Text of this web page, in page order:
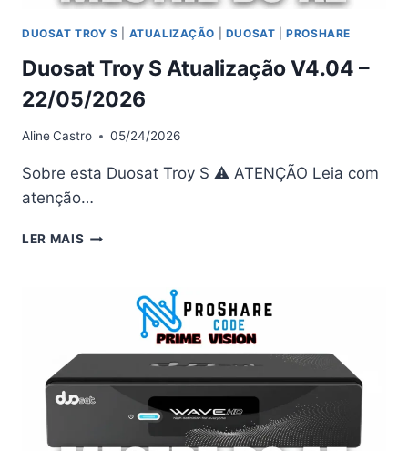
DUOSAT TROY S ATUALIZAÇÃO DUOSAT |PROSHARE
Duosat Troy S Atualização V4.04 –
22/05/2026
AlineCastro 05/24/2026
Sobre esta Duosat Troy S ⚠ ATENÇÃO Leia com
atenção…
LER MAIS DUOSAT
ATUALIZAÇÃO
22/05/2026